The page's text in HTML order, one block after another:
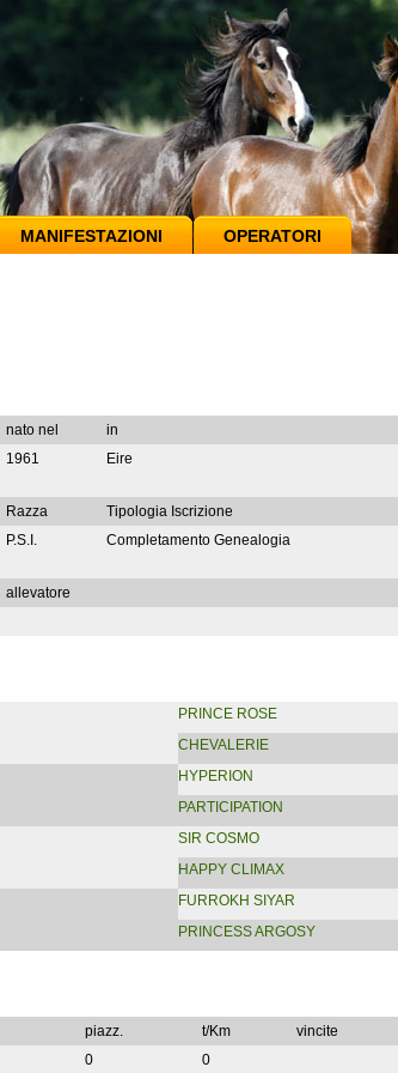
MANIFESTAZIONI OPERATORI
nato nel
in
1961 Eire
Razza
Tipologia Iscrizione
P.S.I. Completamento Genealogia
allevatore
PRINCE ROSE
CHEVALERIE
HYPERION
PARTICIPATION
SIR COSMO
HAPPY CLIMAX
FURROKH SIYAR
PRINCESS ARGOSY
piazz. t/Km
vincite
0 0